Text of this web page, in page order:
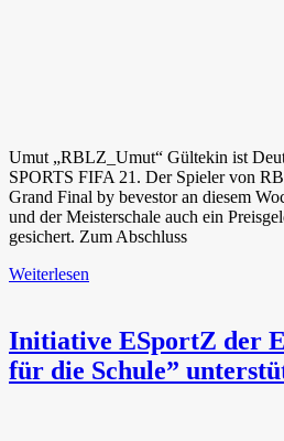
Umut „RBLZ_Umut“ Gültekin ist
SPORTS FIFA 21. Der Spieler von
Grand Final by bevestor an diesem
und der Meisterschale auch ein
gesichert. Zum Abschluss
Weiterlesen
Initiative ESportZ der
für die Schule”